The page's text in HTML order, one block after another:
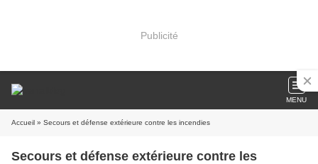
Publicité
MENU
Accueil » Secours et défense extérieure contre les incendies
Secours et défense extérieure contre les